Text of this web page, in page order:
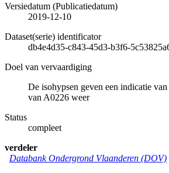
Versiedatum (Publicatiedatum)
2019-12-10
Dataset(serie) identificator
db4e4d35-c843-45d3-b3f6-
Doel van vervaardiging
De isohypsen geven een indicatie
van A0226 weer
Status
compleet
verdeler
Databank Ondergrond Vlaanderen (DOV)